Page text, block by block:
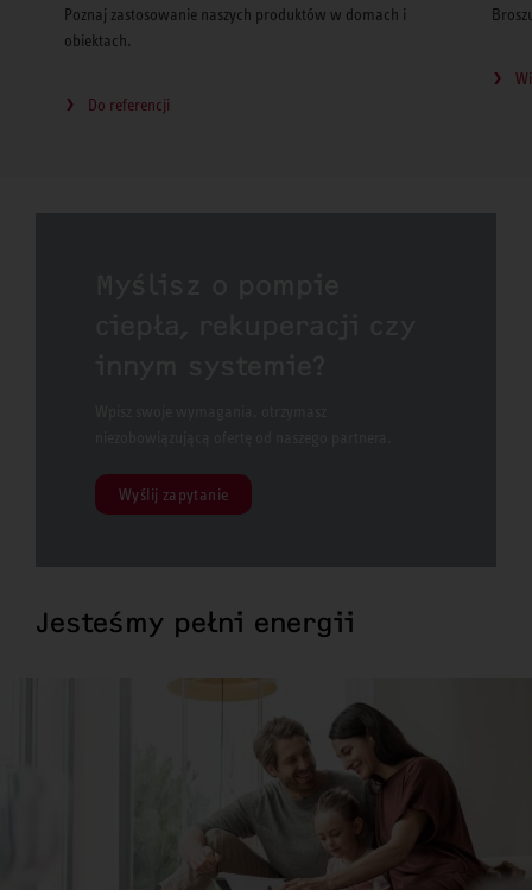
Poznaj zastosowanie naszych produktów w domach i
obiektach.
Do referencji
Wyślij zapytanie
Jesteśmy pełni energii